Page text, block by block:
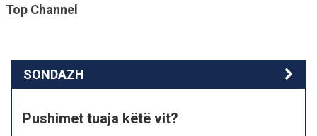
Top Channel
SONDAZH
Pushimet tuaja këtë vit?